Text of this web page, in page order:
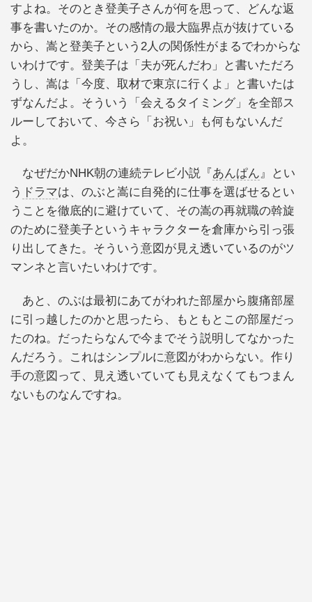
すよね。そのとき登美子さんが何を思って、どんな返
事を書いたのか。その感情の最大臨界点が抜けている
から、嵩と登美子という2人の関係性がまるでわからな
いわけです。登美子は「夫が死んだわ」と書いただろ
うし、嵩は「今度、取材で東京に行くよ」と書いたは
ずなんだよ。そういう「会えるタイミング」を全部ス
ルーしておいて、今さら「お祝い」も何もないんだ
よ。
なぜだかNHK朝の連続テレビ小説『 あんぱん』とい
う
ドラマは、のぶと嵩に自発的に仕事を選ばせるとい
うことを徹底的に避けていて、その嵩の再就職の斡旋
のために登美子というキャラクターを倉庫から引っ張
り出してきた。そういう意図が見え透いているのがツ
マンネと言いたいわけです。
あと、のぶは最初にあてがわれた部屋から腹痛部屋
に引っ越したのかと思ったら、もともとこの部屋だっ
たのね。だったらなんで今までそう説明してなかった
んだろう。これはシンプルに意図がわからない。作り
手の意図って、見え透いていても見えなくてもつまん
ないものなんですね。